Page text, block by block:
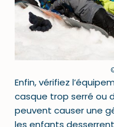
Enfin, vérifiez
casque trop serré ou
peuvent causer une
les enfants